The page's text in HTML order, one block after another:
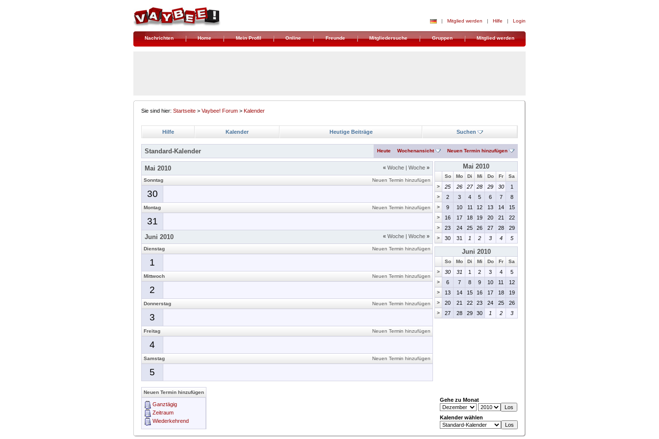
| Mitglied werden | Hilfe | Login
Nachrichten Home Mein Profil Online Freunde Mitgliedersuche Gruppen Mitglied werden
Sie sind hier: Startseite > Vaybee! Forum > Kalender
Hilfe Kalender Heutige Beiträge Suchen
Standard-Kalender Heute Wochenansicht Neuen Termin hinzufügen
« Woche | Woche »
Mai 2010
Neuen Termin hinzufügen
Sonntag
30
Neuen Termin hinzufügen
Montag
31
« Woche | Woche »
Juni 2010
Neuen Termin hinzufügen
Dienstag
1
Neuen Termin hinzufügen
Mittwoch
2
Neuen Termin hinzufügen
Donnerstag
3
Neuen Termin hinzufügen
Freitag
4
Neuen Termin hinzufügen
Samstag
5
Mai 2010
So Mo Di Mi Do Fr
Sa
>
25 26 27 28 29 30 1
> 2 3 4 5 6 7 8
> 9 10 11 12 13 14 15
> 16 17 18 19 20 21 22
> 23 24 25 26 27 28 29
> 30 31 1 2 3 4 5
Juni 2010
So Mo Di Mi Do Fr
Sa
>
30 31 1 2 3 4 5
> 6 7 8 9 10 11 12
> 13 14 15 16 17 18 19
> 20 21 22 23 24 25 26
> 27 28 29 30 1 2 3
Neuen Termin hinzufügen
Ganztägig
Zeitraum
Wiederkehrend
Gehe zu Monat
Kalender wählen